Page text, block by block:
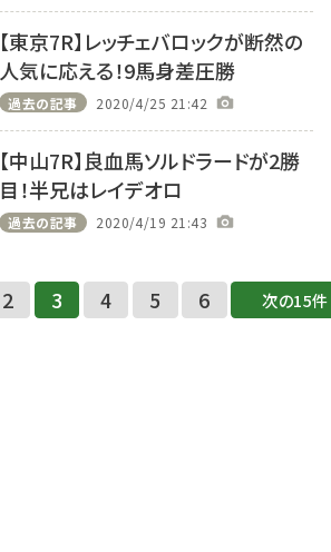
【東京7R】レッチェバロックが断然の
人気に応える！9馬身差圧勝
過去の記事 2020/4/25 21:42
【中山7R】良血馬ソルドラードが2勝
目！半兄はレイデオロ
過去の記事 2020/4/19 21:43
2 3 4 5 6 次の15件